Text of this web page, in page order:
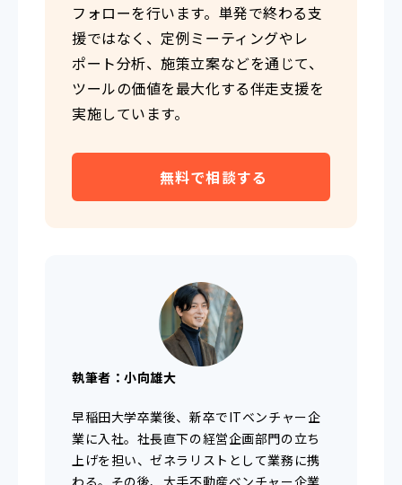
フォローを行います。単発で終わる支
援ではなく、定例ミーティングやレ
ポート分析、施策立案などを通じて、
ツールの価値を最大化する伴走支援を
実施しています。
無料で相談する
執筆者：小向雄大
早稲田大学卒業後、新卒でITベンチャー企
業に入社。社長直下の経営企画部門の立ち
上げを担い、ゼネラリストとして業務に携
わる。その後、大手不動産ベンチャー企業